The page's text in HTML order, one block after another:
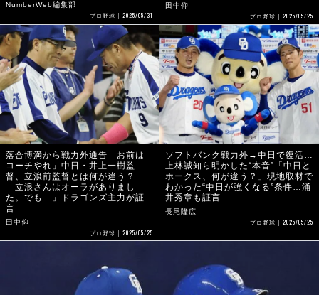
NumberWeb編集部
プロ野球 2025/05/31
田中仰
プロ野球 2025/05/25
落合博満から戦力外通告「お前は
コーチやれ」中日・井上一樹監
督、立浪前監督とは何が違う？
「立浪さんはオーラがありまし
た。でも…」ドラゴンズ主力が証
言
田中仰
プロ野球 2025/05/25
ソフトバンク戦力外→中日で復活…
上林誠知ら明かした“本音”「中日と
ホークス、何が違う？」現地取材で
わかった“中日が強くなる”条件…涌
井秀章も証言
長尾隆広
プロ野球 2025/05/25